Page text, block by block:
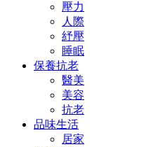
壓力
人際
紓壓
睡眠
保養抗老
醫美
美容
抗老
品味生活
居家